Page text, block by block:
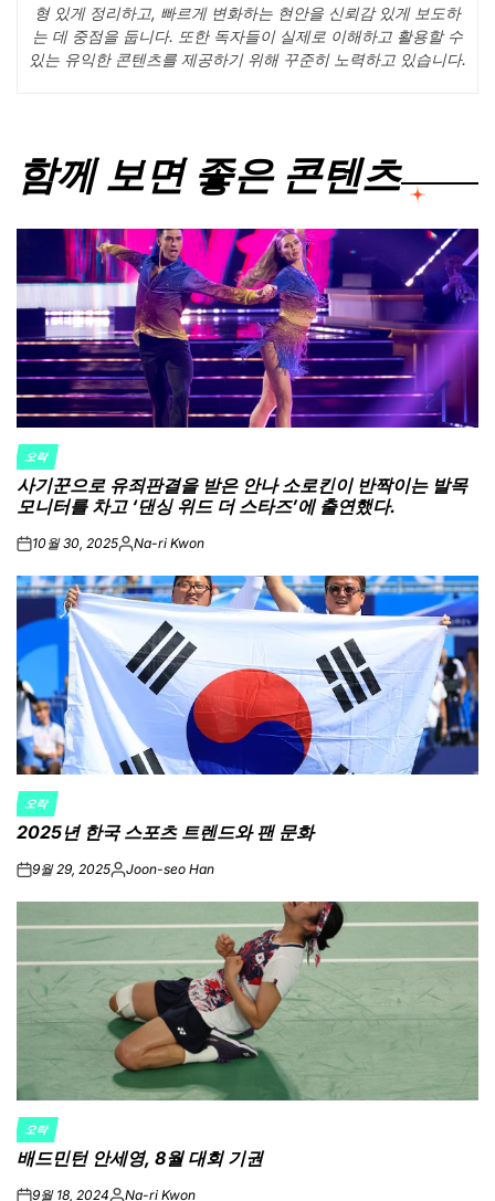
형 있게 정리하고, 빠르게 변화하는 현안을 신뢰감 있게 보도하
는 데 중점을 둡니다. 또한 독자들이 실제로 이해하고 활용할 수
있는 유익한 콘텐츠를 제공하기 위해 꾸준히 노력하고 있습니다.
함께 보면 좋은 콘텐츠
POSTED
IN
오락
사기꾼으로 유죄판결을 받은 안나 소로킨이 반짝이는 발목
모니터를 차고 ‘댄싱 위드 더 스타즈’에 출연했다.
on10월 30, 2025Posted
Na-ri Kwon
POSTED
IN
오락
2025년 한국 스포츠 트렌드와 팬 문화
on9월 29, 2025Posted
Joon-seo Han
POSTED
IN
오락
배드민턴 안세영, 8월 대회 기권
9월 18, 2024 Na-ri Kwon